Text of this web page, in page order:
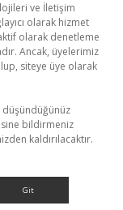
ve İletişim
olarak hizmet
olarak denetleme
Ancak, üyelerimiz
siteye üye olarak
düşündüğünüz
bildirmeniz
kaldırılacaktır.